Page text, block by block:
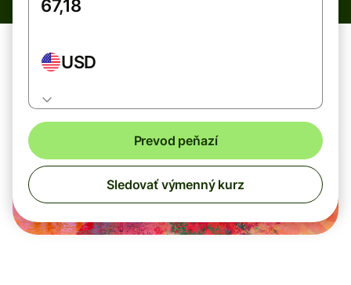
USD
Prevod peňazí
Sledovať výmenný kurz